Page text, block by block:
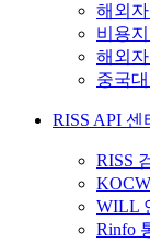
해외
비용
해외
중국
RISS API 센
RISS
WILL
Rinfo